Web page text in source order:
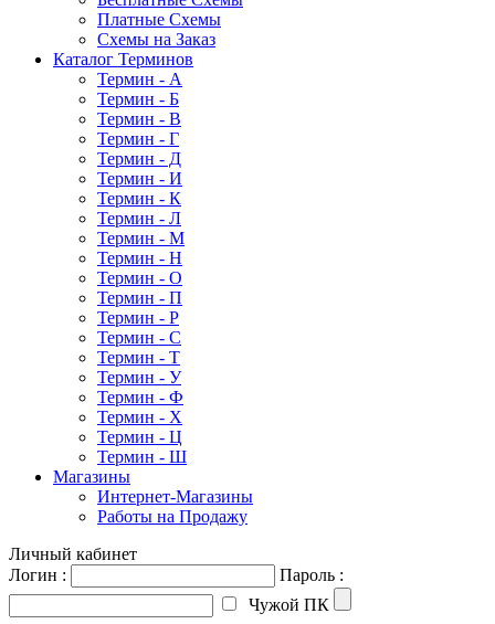
Платные Схемы
Схемы на Заказ
Каталог Терминов
Термин - А
Термин - Б
Термин - В
Термин - Г
Термин - Д
Термин - И
Термин - К
Термин - Л
Термин - М
Термин - Н
Термин - О
Термин - П
Термин - Р
Термин - С
Термин - Т
Термин - У
Термин - Ф
Термин - Х
Термин - Ц
Термин - Ш
Магазины
Интернет-Магазины
Работы на Продажу
Личный кабинет
Логин :
Пароль :
Чужой ПК